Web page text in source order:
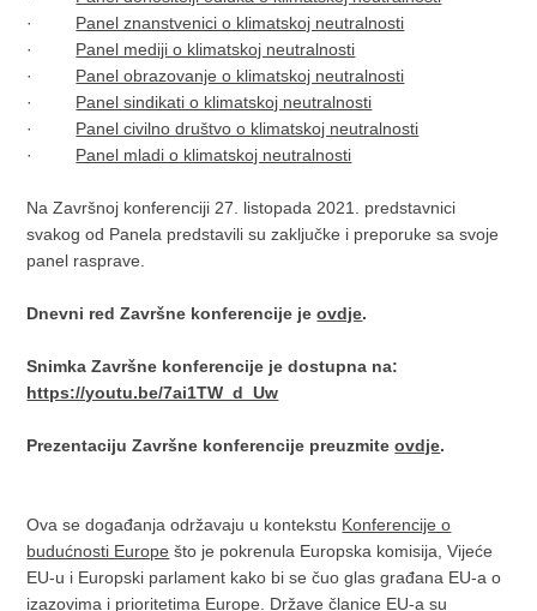
· Panel znanstvenici o klimatskoj neutralnosti
· Panel mediji o klimatskoj neutralnosti
· Panel obrazovanje o klimatskoj neutralnosti
· Panel sindikati o klimatskoj neutralnosti
· Panel civilno društvo o klimatskoj neutralnosti
· Panel mladi o klimatskoj neutralnosti
Na Završnoj konferenciji 27. listopada 2021. predstavnici
svakog od Panela predstavili su zaključke i preporuke sa svoje
panel rasprave.
Dnevni red Završne konferencije jeovdje.
Snimka Završne konferencije je dostupna na:
https://youtu.be/7ai1TW_d_Uw
Prezentaciju Završne konferencije preuzmiteovdje.
Ova se događanja održavaju u kontekstu Konferencije o
budućnosti Europe što je pokrenula Europska komisija, Vijeće
EU-u i Europski parlament kako bi se čuo glas građana EU-a o
izazovima i prioritetima Europe. Države članice EU-a su